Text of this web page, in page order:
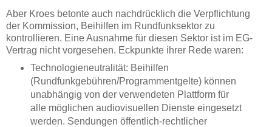
Aber Kroes betonte auch nachdrücklich die Verpflichtung
der Kommission, Beihilfen im Rundfunksektor zu
kontrollieren. Eine Ausnahme für diesen Sektor ist im EG-
Vertrag nicht vorgesehen. Eckpunkte ihrer Rede waren:
Technologieneutralität: Beihilfen
(Rundfunkgebühren/Programmentgelte) können
unabhängig von der verwendeten Plattform für
alle möglichen audiovisuellen Dienste eingesetzt
werden. Sendungen öffentlich-rechtlicher